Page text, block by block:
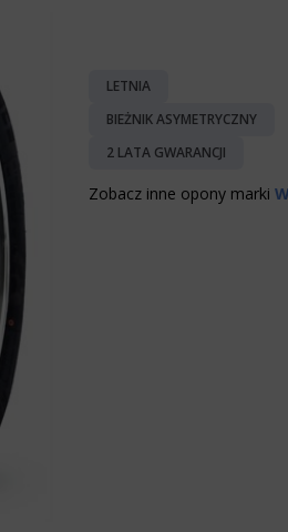
LETNIA
BIEŻNIK ASYMETRYCZNY
2 LATA GWARANCJI
Zobacz inne opony marki